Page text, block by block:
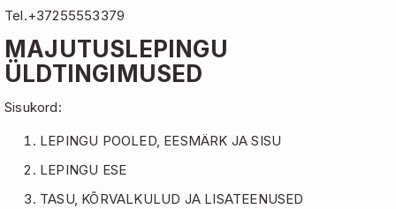
Tel.+37255553379
MAJUTUSLEPINGU
ÜLDTINGIMUSED
Sisukord:
LEPINGU POOLED, EESMÄRK JA SISU
LEPINGU ESE
TASU, KÕRVALKULUD JA LISATEENUSED